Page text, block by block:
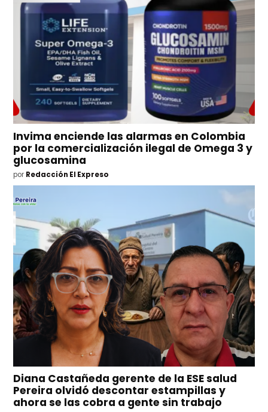
Invima enciende las alarmas en Colombia
por la comercialización ilegal de Omega 3 y
glucosamina
por Redacción El Expreso
Diana Castañeda gerente de la ESE salud
Pereira olvidó descontar estampillas y
ahora se las cobra a gente sin trabajo